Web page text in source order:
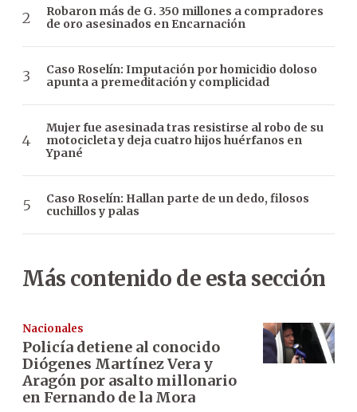
Robaron más de G. 350 millones a compradores
de oro asesinados en Encarnación
Caso Roselín: Imputación por homicidio doloso
apunta a premeditación y complicidad
Mujer fue asesinada tras resistirse al robo de su
motocicleta y deja cuatro hijos huérfanos en
Ypané
Caso Roselín: Hallan parte de un dedo, filosos
cuchillos y palas
Más contenido de esta sección
Nacionales
Policía detiene al conocido
Diógenes Martínez Vera y
Aragón por asalto millonario
en Fernando de la Mora